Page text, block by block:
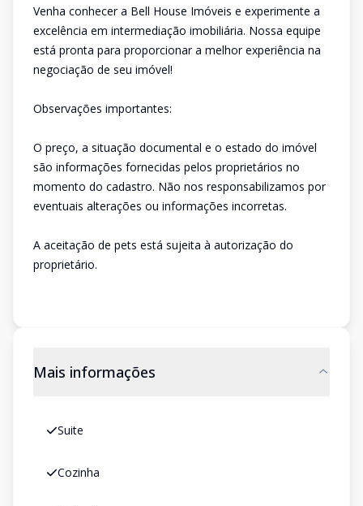
Venha conhecer a Bell House Imóveis e experimente a
excelência em intermediação imobiliária. Nossa equipe
está pronta para proporcionar a melhor experiência na
negociação de seu imóvel!
Observações importantes:
O preço, a situação documental e o estado do imóvel
são informações fornecidas pelos proprietários no
momento do cadastro. Não nos responsabilizamos por
eventuais alterações ou informações incorretas.
A aceitação de pets está sujeita à autorização do
proprietário.
Mais informações
Suite
Cozinha